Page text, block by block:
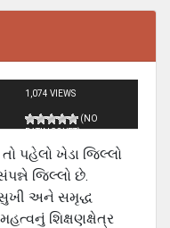
1,074 VIEWS
(NO
RATINGS YET)
પહેલો ખેડા જિલ્લો
જિલ્લો છે.
સુખી અને સમૃદ્ધ
શિક્ષણક્ષેત્ર